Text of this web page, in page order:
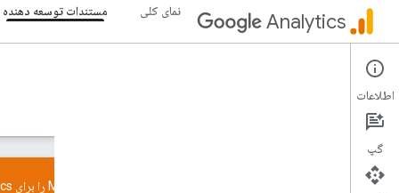
Analytics نمای کلی مستندات توسعه دهنده
مستندات توسعه دهنده
راهنما
اطلاعات
گپ